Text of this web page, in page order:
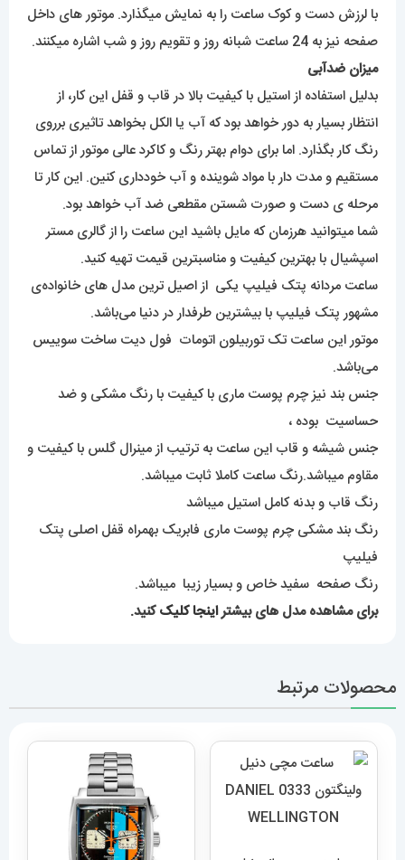
با لرزش دست و کوک ساعت را به نمایش میگذارد. موتور های داخل
صفحه نیز به 24 ساعت شبانه روز و تقویم روز و شب اشاره میکنند.
میزان ضدآبی
بدلیل استفاده از استیل با کیفیت بالا در قاب و قفل این کار، از
انتظار بسیار به دور خواهد بود که آب یا الکل بخواهد تاثیری برروی
رنگ کار بگذارد. اما برای دوام بهتر رنگ و کاکرد عالی موتور از تماس
مستقیم و مدت دار با مواد شوینده و آب خودداری کنین. این کار تا
مرحله ی دست و صورت شستن مقطعی ضد آب خواهد بود.
شما میتوانید هرزمان که مایل باشید این ساعت را از گالری مستر
اسپشیال با بهترین کیفیت و مناسبترین قیمت تهیه کنید.
ساعت مردانه پتک فیلیپ یکی از اصیل ترین مدل های خانواده‌ی
مشهور پتک فیلیپ با بیشترین طرفدار در دنیا می‌باشد.
موتور این ساعت تک توربیلون اتومات فول دیت ساخت سوییس
می‌باشد.
جنس بند نیز چرم پوست ماری با کیفیت با رنگ مشکی و ضد
حساسیت بوده ،
جنس شیشه و قاب این ساعت به ترتیب از مینرال گلس با کیفیت و
مقاوم میباشد.رنگ ساعت کاملا ثابت میباشد.
رنگ قاب و بدنه کامل استیل میباشد
رنگ بند مشکی چرم پوست ماری فابریک بهمراه قفل اصلی پتک
فیلیپ
رنگ صفحه سفید خاص و بسیار زیبا میباشد.
برای مشاهده مدل های بیشتراینجا کلیککنید.
محصولات مرتبط